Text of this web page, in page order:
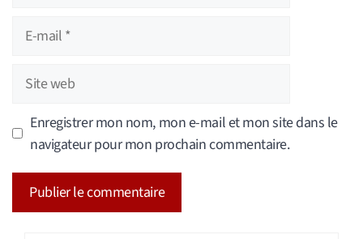
Site
web
Enregistrer mon nom, mon e-mail et mon site dans le
navigateur pour mon prochain commentaire.